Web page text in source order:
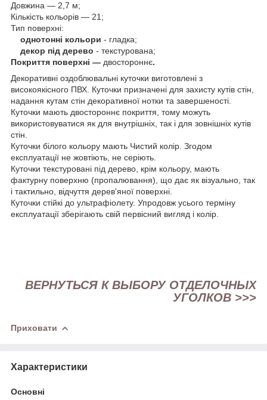
Довжина — 2,7 м;
Кількість кольорів — 21;
Тип поверхні:
однотонні кольори - гладка;
декор під дерево - текстурована;
Покриття поверхні — двостороннє.
Декоративні оздоблювальні куточки виготовлені з
високоякісного ПВХ. Куточки призначені для захисту кутів стін,
надання кутам стін декоративної нотки та завершеності.
Куточки мають двостороннє покриття, тому можуть
використовуватися як для внутрішніх, так і для зовнішніх кутів
стін.
Куточки білого кольору мають Чистий колір. Згодом
експлуатації не жовтіють, не серіють.
Куточки текстуровані під дерево, крім кольору, мають
фактурну поверхню (пропалювання), що дає як візуально, так
і тактильно, відчуття дерев'яної поверхні.
Куточки стійкі до ультрафіолету. Упродовж усього терміну
експлуатації зберігають свій первісний вигляд і колір.
ВЕРНУТЬСЯ К ВЫБОРУ ОТДЕЛОЧНЫХ
УГОЛКОВ >>>
Приховати
Характеристики
Основні